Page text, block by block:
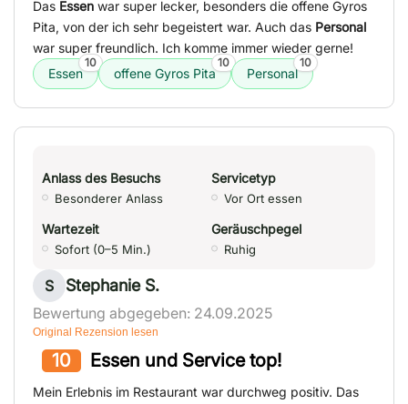
Das Essen war super lecker, besonders die offene Gyros
Pita, von der ich sehr begeistert war. Auch das Personal
war super freundlich. Ich komme immer wieder gerne!
Essen
10
offene Gyros Pita
10
Personal
10
Anlass des Besuchs
Besonderer Anlass
Servicetyp
Vor Ort essen
Wartezeit
Sofort (0–5 Min.)
Geräuschpegel
Ruhig
S Stephanie S.
Bewertung abgegeben: 24.09.2025
Original Rezension lesen
10 Essen und Service top!
Mein Erlebnis im Restaurant war durchweg positiv. Das